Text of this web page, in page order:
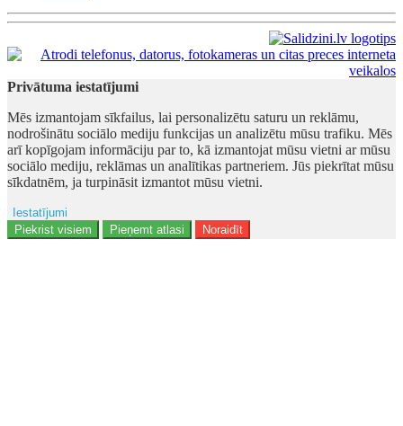
Privātuma iestatījumi
Mēs izmantojam sīkfailus, lai personalizētu saturu un reklāmu,
nodrošinātu sociālo mediju funkcijas un analizētu mūsu trafiku. Mēs
arī kopīgojam informāciju par to, kā izmantojat mūsu vietni ar mūsu
sociālo mediju, reklāmas un analītikas partneriem. Jūs piekrītat mūsu
sīkdatnēm, ja turpināsit izmantot mūsu vietni.
Iestatījumi
Reklāma
Piekrist visiem Pieņemt atlasi Noraidīt